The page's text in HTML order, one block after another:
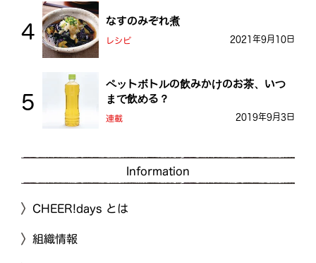
なすのみぞれ煮
レシピ 2021年9月10日
ペットボトルの飲みかけのお茶、いつ
まで飲める？
連載 2019年9月3日
Information
CHEER!days とは
組織情報